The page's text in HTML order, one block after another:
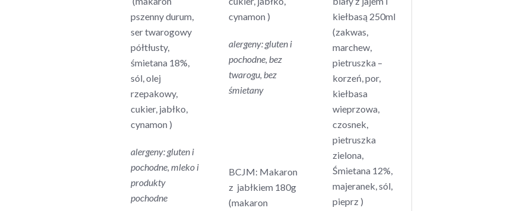
pszenny durum,
ser twarogowy
półtłusty,
śmietana 18%,
sól, olej
rzepakowy,
cukier, jabłko,
cynamon )
alergeny: gluten i
pochodne, mleko i
produkty
pochodne
cynamon )
alergeny: gluten i
pochodne, bez
twarogu, bez
śmietany
BCJM: Makaron
z jabłkiem 180g
(makaron
kiełbasą 250ml
(zakwas,
marchew,
pietruszka –
korzeń, por,
kiełbasa
wieprzowa,
czosnek,
pietruszka
zielona,
Śmietana 12%,
majeranek, sól,
pieprz )